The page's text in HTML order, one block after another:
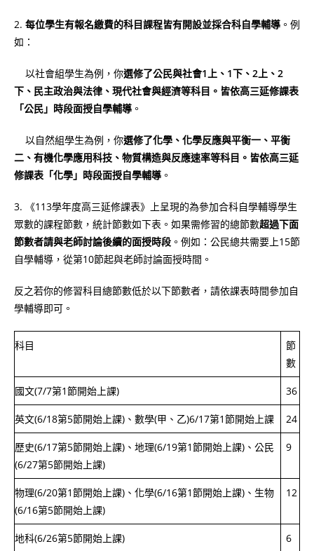
2. 每位學生有報名繳費的科目課程皆有開設並採合科自學輔導 。例
如：
以社會組學生為例，你選修了公民與社會1上、1下、2上、2
下、民主政治與法律、現代社會與經濟等科目。皆依高三延修課表
「公民」時段面授自學輔導 。
以自然組學生為例，你選修了化學、化學反應與平衡一、平衡
二、有機化學應用科技、物質構造與反應速率等科目。皆依高三延
修課表「化學」時段面授自學輔導 。
3. 《113學年度高三延修課表》上呈現的為參加合科自學輔導學生
眾數的課程節數，統計節數如下表。如果需修習的總節數超過下面
節數者請與老師討論後續的面授時段 。例如：公民總共需要上15節
自學輔導，從第10節起與老師討論面授時間。
反之若你的修習科目總節數低於以下節數者，請依課表時間參加自
學輔導即可。
科目
節
數
國文(7/7第1節開始上課) 36
英文(6/18第5節開始上課)、數學(甲、乙)6/17第1節開始上課 24
歷史(6/17第5節開始上課)、地理(6/19第1節開始上課)、公民
(6/27第5節開始上課)
9
物理(6/20第1節開始上課)、化學(6/16第1節開始上課)、生物
(6/16第5節開始上課)
12
地科(6/26第5節開始上課) 6